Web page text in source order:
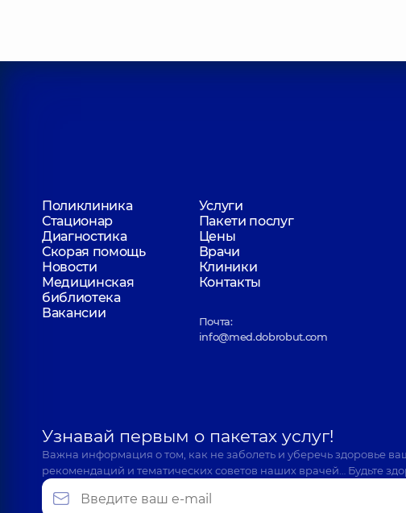
Медицинский Центр «Добробут» для всей
Поликлиника
Услуги
Стационар
Пакети послуг
Диагностика
Цены
Скорая помощь
Врачи
Новости
Клиники
Медицинская
библиотека
Контакты
Вакансии
Почта:
info@med.dobrobut.com
Узнавай первым о пакетах услуг!
Важна информация о том, как не заболеть и уберечь здоровье
рекомендаций и тематических советов наших врачей… Будьте